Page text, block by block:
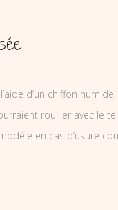
d’un chiffon humide.
rouiller avec le
en cas d’usure